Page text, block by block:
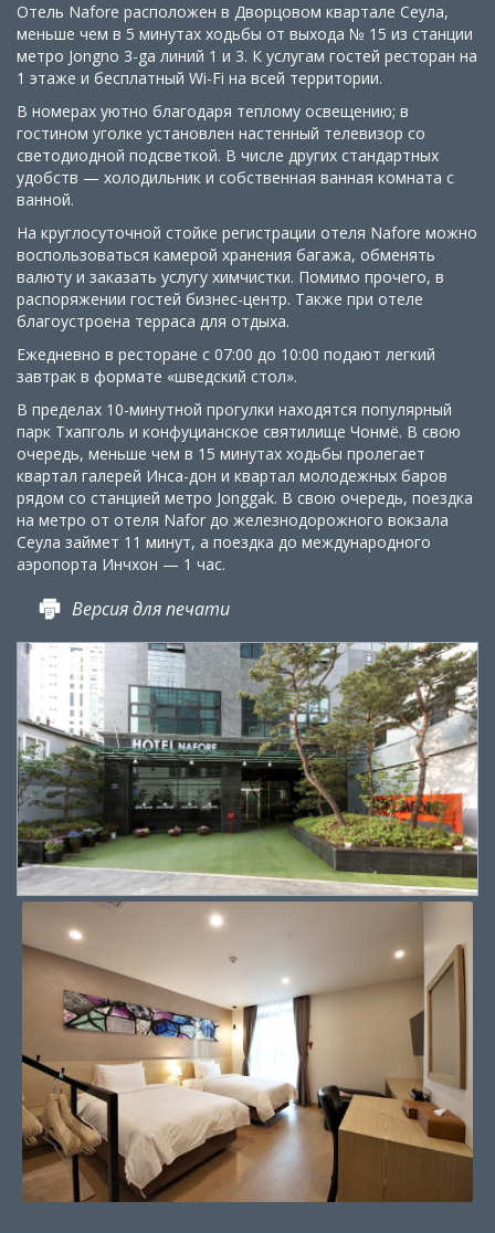
Отель Nafore расположен в Дворцовом квартале Сеула,
меньше чем в 5 минутах ходьбы от выхода № 15 из станции
метро Jongno 3-ga линий 1 и 3. К услугам гостей ресторан на
1 этаже и бесплатный Wi-Fi на всей территории.
В номерах уютно благодаря теплому освещению; в
гостином уголке установлен настенный телевизор со
светодиодной подсветкой. В числе других стандартных
удобств — холодильник и собственная ванная комната с
ванной.
На круглосуточной стойке регистрации отеля Nafore можно
воспользоваться камерой хранения багажа, обменять
валюту и заказать услугу химчистки. Помимо прочего, в
распоряжении гостей бизнес-центр. Также при отеле
благоустроена терраса для отдыха.
Ежедневно в ресторане с 07:00 до 10:00 подают легкий
завтрак в формате «шведский стол».
В пределах 10-минутной прогулки находятся популярный
парк Тхапголь и конфуцианское святилище Чонмё. В свою
очередь, меньше чем в 15 минутах ходьбы пролегает
квартал галерей Инса-дон и квартал молодежных баров
рядом со станцией метро Jonggak. В свою очередь, поездка
на метро от отеля Nafor до железнодорожного вокзала
Сеула займет 11 минут, а поездка до международного
аэропорта Инчхон — 1 час.
Версия для печати